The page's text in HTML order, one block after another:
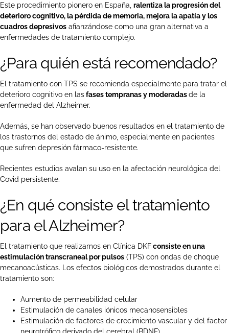
Este procedimiento pionero en España, ralentiza la progresión del
deterioro cognitivo, la pérdida de memoria, mejora la apatía y los
cuadros depresivos afianzándose como una gran alternativa a
enfermedades de tratamiento complejo.
¿Para quién está recomendado?
El tratamiento con TPS se recomienda especialmente para tratar el
deterioro cognitivo en lasfases tempranas y moderadasde la
enfermedad del Alzheimer.
Además, se han observado buenos resultados en el tratamiento de
los trastornos del estado de ánimo, especialmente en pacientes
que sufren depresión fármaco-resistente.
Recientes estudios avalan su uso en la afectación neurológica del
Covid persistente.
¿En qué consiste el tratamiento
para el Alzheimer?
El tratamiento que realizamos en Clínica DKFconsiste en una
estimulación transcraneal por pulsos (TPS) con ondas de choque
mecanoacústicas. Los efectos biológicos demostrados durante el
tratamiento son:
Aumento de permeabilidad celular
Estimulación de canales iónicos mecanosensibles
Estimulación de factores de crecimiento vascular y del factor